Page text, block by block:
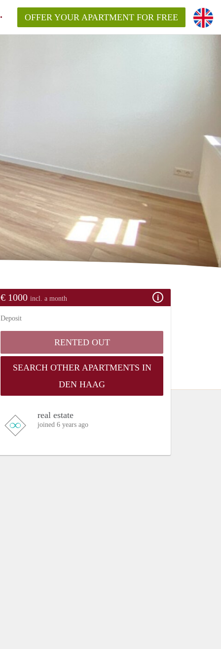
OFFER YOUR APARTMENT FOR FREE
€ 1000 incl. a month
Deposit
RENTED OUT
SEARCH OTHER APARTMENTS IN
DEN HAAG
real estate
joined 6 years ago